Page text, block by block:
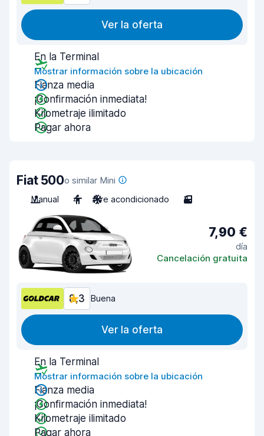
Ver la oferta
En la Terminal
Mostrar información sobre la ubicación
Fianza media
¡Confirmación inmediata!
Kilometraje ilimitado
Pagar ahora
Fiat 500o similar Mini
Manual
4 Aire acondicionado 3
7,90 €
día
Cancelación gratuita
8,3 Buena
Ver la oferta
En la Terminal
Mostrar información sobre la ubicación
Fianza media
¡Confirmación inmediata!
Kilometraje ilimitado
Pagar ahora